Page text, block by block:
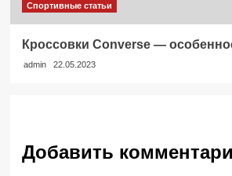
Спортивные статьи
Кроссовки Converse —
admin 22.05.2023
Добавить